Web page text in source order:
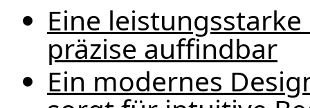
Eine
präzise auffindbar
Ein modernes